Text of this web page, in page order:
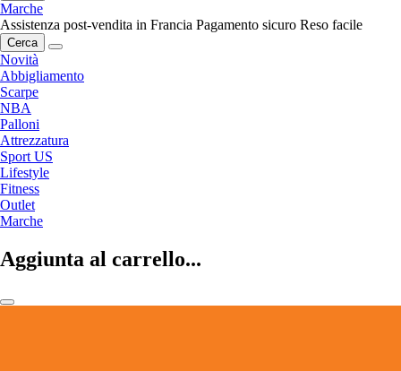
Marche
Assistenza post-vendita in Francia Pagamento sicuro Reso facile
Cerca
Novità
Abbigliamento
Scarpe
NBA
Palloni
Attrezzatura
Sport US
Lifestyle
Fitness
Outlet
Marche
Aggiunta al carrello...